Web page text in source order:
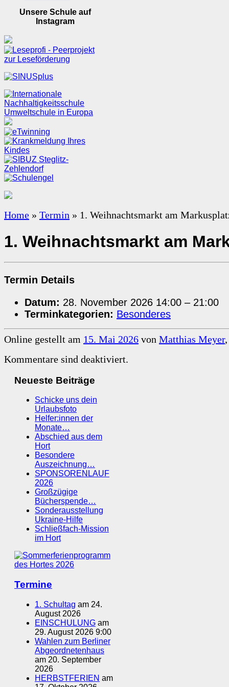
Unsere Schule auf
Instagram
Home » Termin » 1. Weihnachtsmarkt am
1. Weihnachtsmarkt am
Termin Details
Datum: 28. November 2026 14:00 – 21:00
Terminkategorien: Besonderes
Online gestellt am 15. Mai 2026 von Matthias Meyer
Kommentare sind deaktiviert.
Neueste Beiträge
Schicke uns dein
Urlaubsfoto
Helfer:innen der
Monate…
Abschied aus dem
Hort
Besondere
Auszeichnung…
SPONSORENLAUF
2026
Großzügige
Bücherspende…
Sonderausstellung
Ukraine-Hilfe
Schließfach-Mission
im Hort
Termine
1. Schultag am 24.
August 2026
EINSCHULUNG am
29. August 2026 9:00
Wahlen zum Berliner
Abgeordnetenhaus
am 20. September
2026
HERBSTFERIEN am